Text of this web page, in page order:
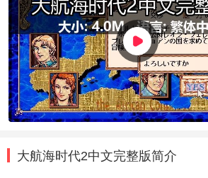
大航海时代2中文完整版简介